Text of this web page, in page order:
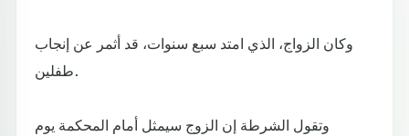
وكان الزواج، الذي امتد سبع سنوات، قد أثمر عن إنجاب
طفلين.
وتقول الشرطة إن الزوج سيمثل أمام المحكمة يوم